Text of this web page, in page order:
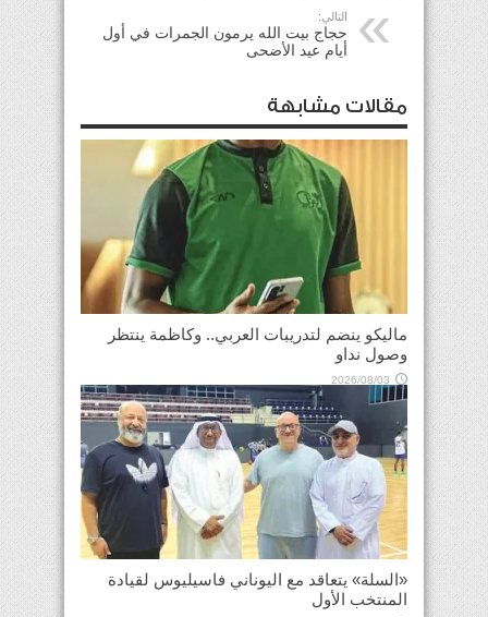
التالي:
حجاج بيت الله يرمون الجمرات في أول
أيام عيد الأضحى
مقالات مشابهة
ماليكو ينضم لتدريبات العربي.. وكاظمة ينتظر
وصول نداو
2026/08/03
«السلة» يتعاقد مع اليوناني فاسيليوس لقيادة
المنتخب الأول